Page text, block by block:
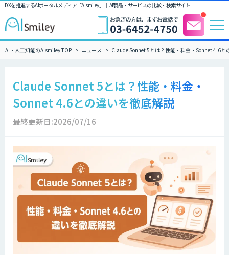
DXを推進するAIポータルメディア「AIsmiley」｜ AI製品・サービスの比較・検索サイト
AI・人工知能のAIsmiley TOP ニュース Claude Sonnet 5とは？性能・料金・Sonnet 4.6と
Claude Sonnet 5とは？性能・料金・
Sonnet 4.6との違いを徹底解説
最終更新日:2026/07/16